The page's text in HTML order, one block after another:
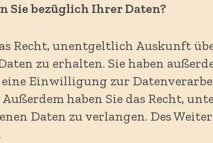
Sie bezüglich Ihrer Daten?
Recht, unentgeltlich Auskunft
zu erhalten. Sie haben
eine Einwilligung zur
haben Sie das Recht,
Daten zu verlangen. Des